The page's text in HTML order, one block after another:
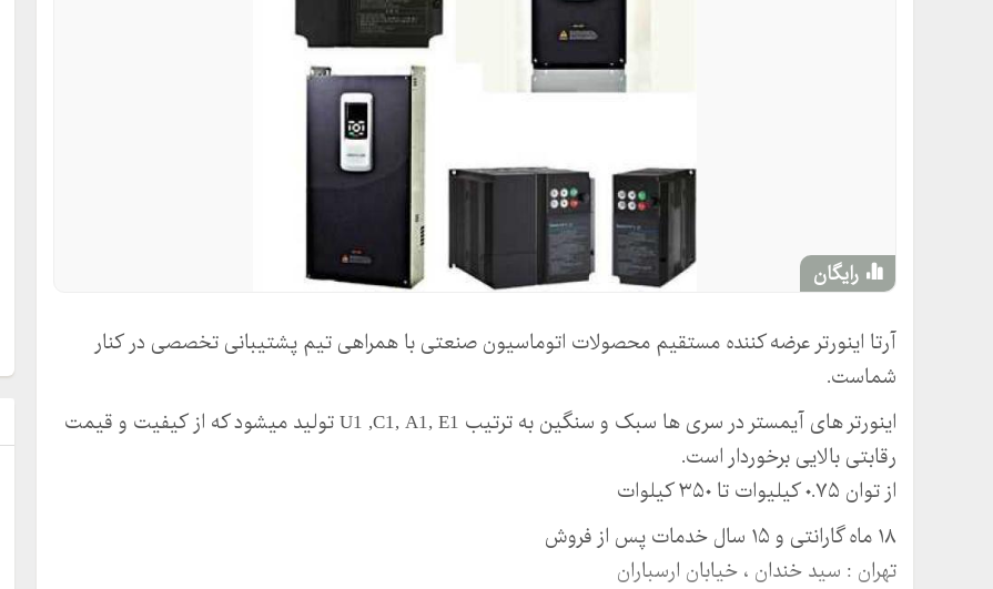
رایگان
آرتا اینورتر عرضه کننده مستقیم محصولات اتوماسیون صنعتی با همراهی تیم پشتیبانی تخصصی در کنار
شماست.
اینورتر های آیمستر در سری ها سبک و سنگین به ترتیب U1 ,C1, A1, E1 تولید میشود که از کیفیت و قیمت
رقابتی بالایی برخوردار است.
از توان ۰.۷۵ کیلیوات تا ۳۵۰ کیلوات
۱۸ ماه گارانتی و ۱۵ سال خدمات پس از فروش
تهران : سید خندان ، خیابان ارسباران